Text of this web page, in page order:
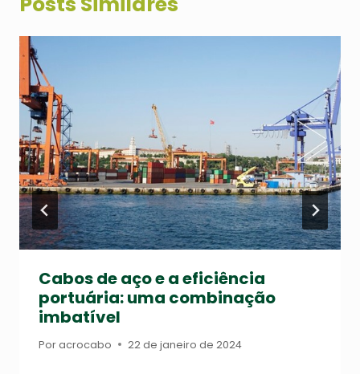
Cabos de aço e a eficiência
portuária: uma combinação
imbatível
Poracrocabo 22 de janeiro de 2024